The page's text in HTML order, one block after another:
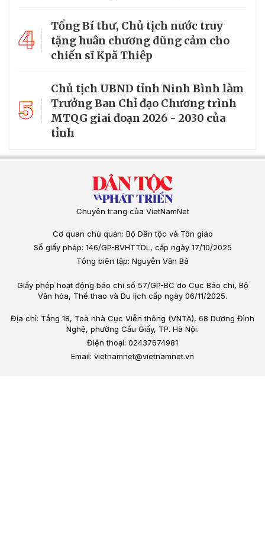
4
Tổng Bí thư, Chủ tịch nước truy
tặng huân chương dũng cảm cho
chiến sĩ Kpă Thiêp
5
Chủ tịch UBND tỉnh Ninh Bình làm
Trưởng Ban Chỉ đạo Chương trình
MTQG giai đoạn 2026 - 2030 của
tỉnh
Chuyên trang của VietNamNet
Cơ quan chủ quản: Bộ Dân tộc và Tôn giáo
Số giấy phép: 146/GP-BVHTTDL, cấp ngày 17/10/2025
Tổng biên tập: Nguyễn Văn Bá
Giấy phép hoạt động báo chí số 57/GP-BC do Cục Báo chí, Bộ
Văn hóa, Thể thao và Du lịch cấp ngày 06/11/2025.
Địa chỉ: Tầng 18, Toà nhà Cục Viễn thông (VNTA), 68 Dương Đình
Nghệ, phường Cầu Giấy, TP. Hà Nội.
Điện thoại: 02437674981
Email: vietnamnet@vietnamnet.vn